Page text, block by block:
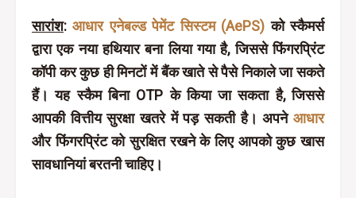
सारांश:आधार एनेबल्ड पेमेंट सिस्टम (AePS)को स्कैमर्स
द्वारा एक नया हथियार बना लिया गया है, जिससे फिंगरप्रिंट
कॉपी कर कुछ ही मिनटों में बैंक खाते से पैसे निकाले जा सकते
हैं। यह स्कैम बिना OTP के किया जा सकता है, जिससे
आपकी वित्तीय सुरक्षा खतरे में पड़ सकती है। अपने आधार
और फिंगरप्रिंट को सुरक्षित रखने के लिए आपको कुछ खास
सावधानियां बरतनी चाहिए।